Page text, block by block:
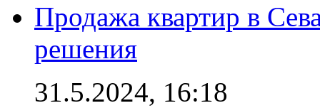
Продажа квартир в
решения
31.5.2024, 16:18